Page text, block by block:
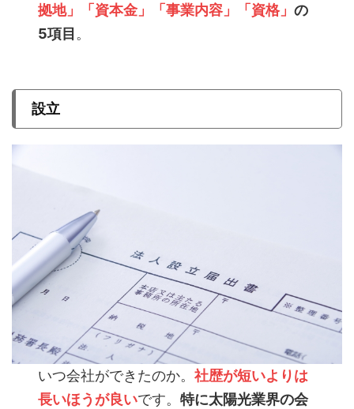
拠地」「資本金」「事業内容」「資格」の
5項目 。
設立
いつ会社ができたのか。社歴が短いよりは
長いほうが良いです。特に太陽光業界の会